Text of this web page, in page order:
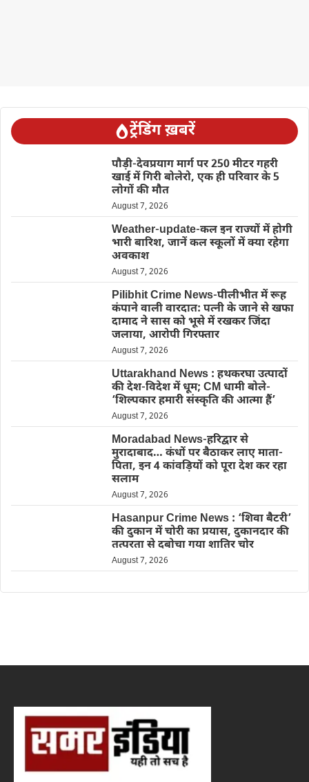
ट्रेंडिंग ख़बरें
पौड़ी-देवप्रयाग मार्ग पर 250 मीटर गहरी
खाई में गिरी बोलेरो, एक ही परिवार के 5
लोगों की मौत
August 7, 2026
Weather-update-कल इन राज्यों में होगी
भारी बारिश, जानें कल स्कूलों में क्या रहेगा
अवकाश
August 7, 2026
Pilibhit Crime News-पीलीभीत में रूह
कंपाने वाली वारदात: पत्नी के जाने से खफा
दामाद ने सास को भूसे में रखकर जिंदा
जलाया, आरोपी गिरफ्तार
August 7, 2026
Uttarakhand News : हथकरघा उत्पादों
की देश-विदेश में धूम; CM धामी बोले-
‘शिल्पकार हमारी संस्कृति की आत्मा हैं’
August 7, 2026
Moradabad News-हरिद्वार से
मुरादाबाद… कंधों पर बैठाकर लाए माता-
पिता, इन 4 कांवड़ियों को पूरा देश कर रहा
सलाम
August 7, 2026
Hasanpur Crime News : ‘शिवा बैटरी’
की दुकान में चोरी का प्रयास, दुकानदार की
तत्परता से दबोचा गया शातिर चोर
August 7, 2026